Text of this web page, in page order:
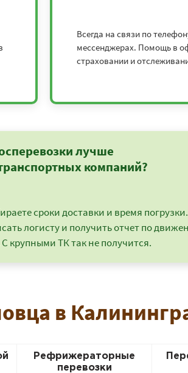
Всегда на связи по
мессенджерах. Помощь в
страховании и
лучше
компаний?
сроки доставки и время
логисту и получить отчет по
С крупными ТК так не получится.
в
Рефрижераторные
перевозки